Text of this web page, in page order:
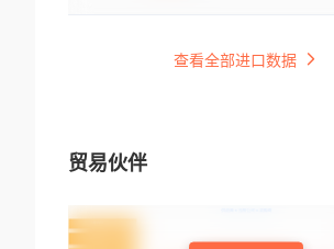
查看全部进口数据
贸易伙伴